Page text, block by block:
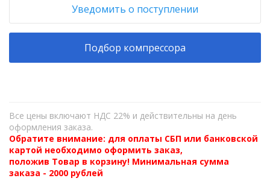
Уведомить о поступлении
Подбор компрессора
Все цены включают НДС 22% и действительны на день
оформления заказа.
Обратите внимание: для оплаты СБП или банковской
картой необходимо оформить заказ,
положив Товар в корзину! Минимальная сумма
заказа - 2000 рублей